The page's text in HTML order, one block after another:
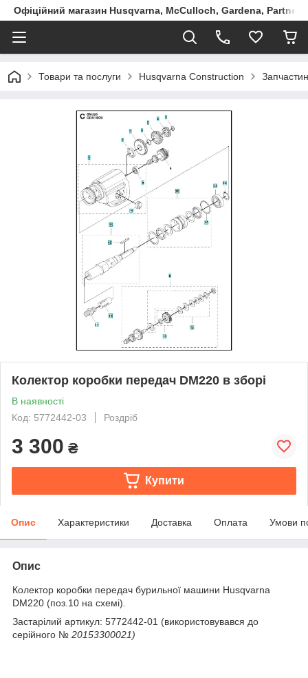
Офіційний магазин Husqvarna, McCulloch, Gardena, Partner
Товари та послуги Husqvarna Construction
Колектор коробки передач DM220 в зборі
В наявності
Код: 5772442-03
Роздріб
3 300 ₴
Купити
Опис Характеристики Доставка Оплата Умови
Опис
Колектор коробки передач бурильної машини Husqvarna
DM220 (поз.10 на схемі).
Застарілий артикул: 5772442-01 (використовувався до
серійного № 20153300021)